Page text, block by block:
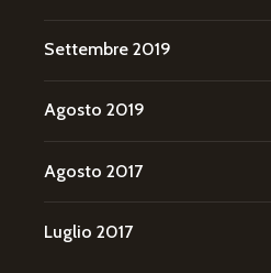
Settembre 2019
Agosto 2019
Agosto 2017
Luglio 2017